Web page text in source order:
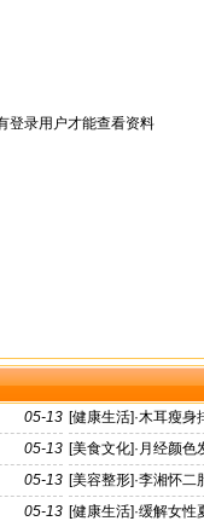
登录用户才能查看资料
05-13 [健康生活]·木耳瘦身
05-13 [美食文化]· 月经颜色
05-13 [美容整形]·李湘怀二
花肉
05-13 [健康生活]·缓解女性